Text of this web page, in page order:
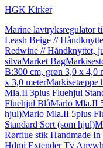
HGK Kirker
Marine lavtryksregulator
Leash Beige //
Redwine // Håndknyttet,
silvaMarket Bag
B:300 cm, grøn 3,0 x 4,0
x 3,0 meterMarkisetæppe
Mla.II 3plus Fluehjul
Fluehjul BlåMarlo Mla.II
hjul)Marlo Mla.II 5plus
Standard Sort (som hjul)
Rørflue stik Handmade
Hdmi Extender Tv